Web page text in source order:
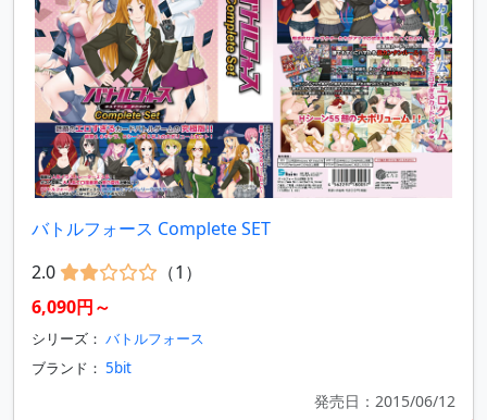
バトルフォース Complete SET
2.0
（1）
6,090円～
シリーズ： バトルフォース
ブランド： 5bit
発売日：2015/06/12